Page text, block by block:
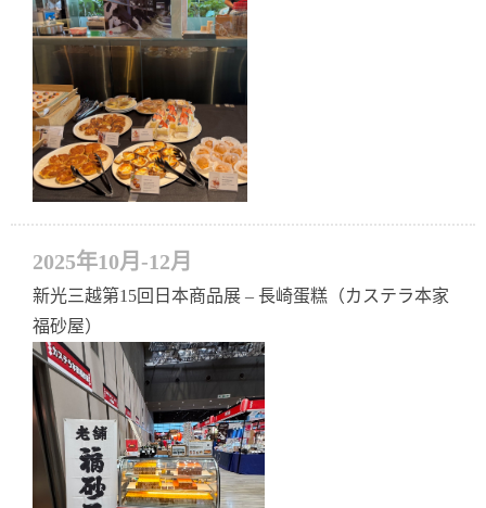
2025年10月-12月
新光三越第15回日本商品展 – 長崎蛋糕（カステラ本家
福砂屋）